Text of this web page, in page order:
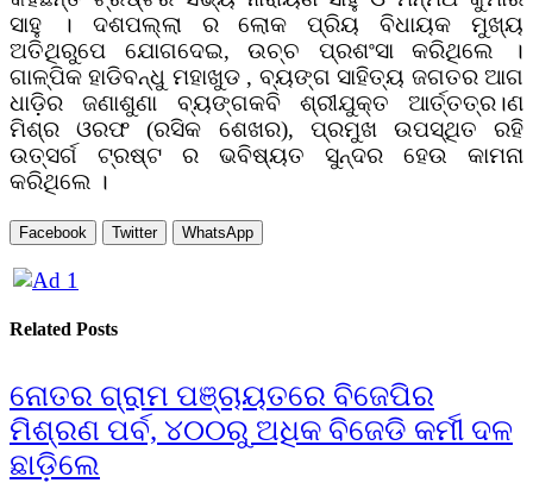
ସାହୁ । ଦଶପଲ୍ଲା ର ଲୋକ ପ୍ରିୟ ବିଧାୟକ ମୁଖ୍ୟ
ଅତିଥିରୁପେ ଯୋଗଦେଇ, ଉଚ୍ଚ ପ୍ରଶଂସା କରିଥିଲେ ।
ଗାଳ୍ପିକ ହାଡିବନ୍ଧୁ ମହାଖୁଡ , ବ୍ୟଙ୍ଗ ସାହିତ୍ୟ ଜଗତର ଆଗ
ଧାଡ଼ିର ଜଣାଶୁଣା ବ୍ୟଙ୍ଗକବି ଶ୍ରୀଯୁକ୍ତ ଆର୍ତ୍ତତ୍ର।ଣ
ମିଶ୍ର ଓରଫ (ରସିକ ଶେଖର), ପ୍ରମୁଖ ଉପସ୍ଥିତ ରହି
ଉତ୍ସର୍ଗ ଟ୍ରଷ୍ଟ ର ଭବିଷ୍ୟତ ସୁନ୍ଦର ହେଉ କାମନା
କରିଥିଲେ ।
Facebook Twitter WhatsApp
Related Posts
ନୋତର ଗ୍ରାମ ପଞ୍ଚାୟତରେ ବିଜେପିର
ମିଶ୍ରଣ ପର୍ବ, ୪୦୦ରୁ ଅଧିକ ବିଜେଡି କର୍ମୀ ଦଳ
ଛାଡ଼ିଲେ